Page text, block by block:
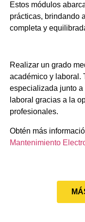
Estos módulos
prácticas, brindando
completa y
Realizar un grado
académico y laboral.
especializada junto
laboral gracias a la
profesionales.
Obtén más
Mantenimiento